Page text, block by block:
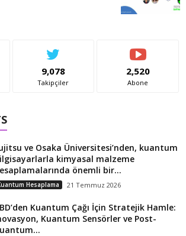
9,078
Takipçiler
2,520
Abone
ve Osaka Üniversitesi’nden, kuantum
kimyasal malzeme
önemli bir...
Hesaplama 21 Temmuz 2026
Kuantum Çağı İçin Stratejik Hamle:
Kuantum Sensörler ve Post-